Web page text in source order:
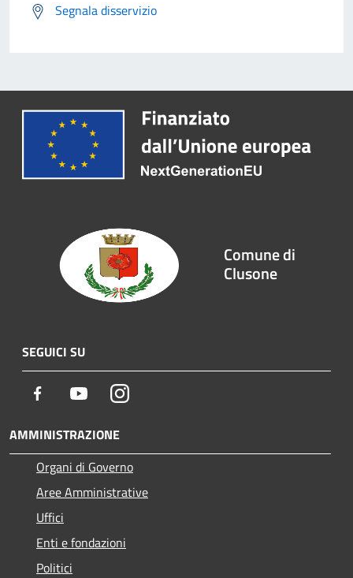
Segnala disservizio
Comune di
Clusone
SEGUICI SU
Facebook YoutubeInstagram
AMMINISTRAZIONE
Organi di Governo
Aree Amministrative
Uffici
Enti e fondazioni
Politici